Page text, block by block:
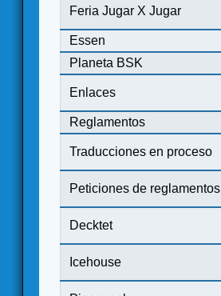
Feria Jugar X Jugar
Essen
Planeta BSK
Enlaces
Reglamentos
Traducciones en proceso
Peticiones de reglamentos
Decktet
Icehouse